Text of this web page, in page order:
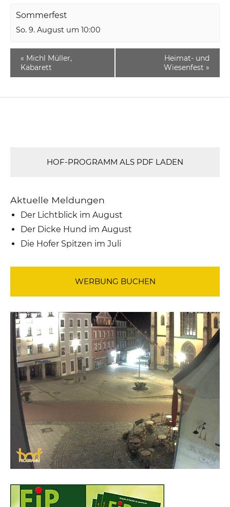
Sommerfest
So. 9. August um 10:00
« Michl Müller,
Kabarett
Heimat- und
Wiesenfest »
HOF-PROGRAMM ALS PDF LADEN
Aktuelle Meldungen
Der Lichtblick im August
Der Dicke Hund im August
Die Hofer Spitzen im Juli
WERBUNG BUCHEN